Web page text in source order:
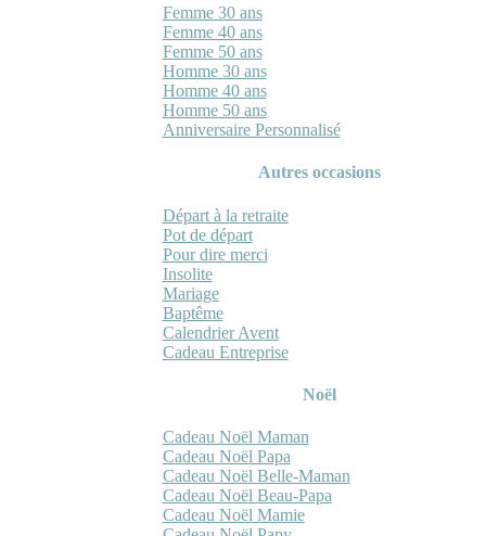
Femme 30 ans
Femme 40 ans
Femme 50 ans
Homme 30 ans
Homme 40 ans
Homme 50 ans
Anniversaire Personnalisé
Autres occasions
Départ à la retraite
Pot de départ
Pour dire merci
Insolite
Mariage
Baptême
Calendrier Avent
Cadeau Entreprise
Noël
Cadeau Noël Maman
Cadeau Noël Papa
Cadeau Noël Belle-Maman
Cadeau Noël Beau-Papa
Cadeau Noël Mamie